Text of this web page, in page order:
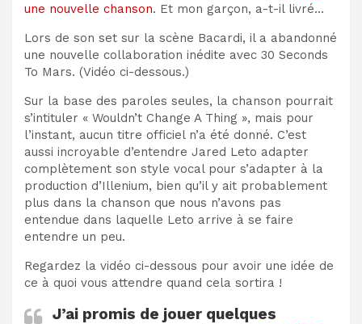
une nouvelle chanson. Et mon garçon, a-t-il livré…
Lors de son set sur la scène Bacardi, il a abandonné
une nouvelle collaboration inédite avec 30 Seconds
To Mars. (Vidéo ci-dessous.)
Sur la base des paroles seules, la chanson pourrait
s’intituler « Wouldn’t Change A Thing », mais pour
l’instant, aucun titre officiel n’a été donné. C’est
aussi incroyable d’entendre Jared Leto adapter
complètement son style vocal pour s’adapter à la
production d’Illenium, bien qu’il y ait probablement
plus dans la chanson que nous n’avons pas
entendue dans laquelle Leto arrive à se faire
entendre un peu.
Regardez la vidéo ci-dessous pour avoir une idée de
ce à quoi vous attendre quand cela sortira !
J’ai promis de jouer quelques